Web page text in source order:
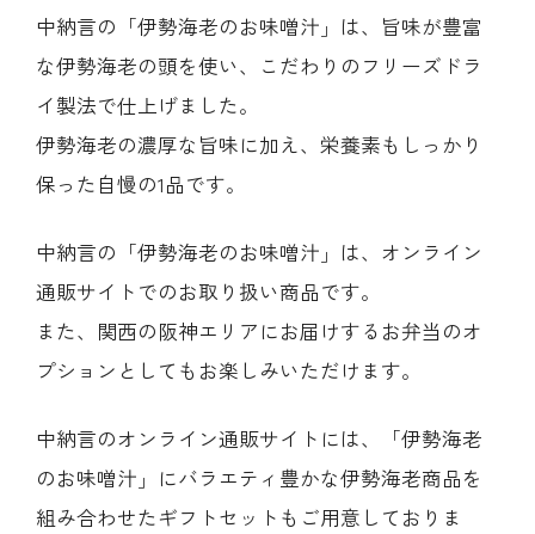
中納言の「伊勢海老のお味噌汁」は、旨味が豊富
な伊勢海老の頭を使い、こだわりのフリーズドラ
イ製法で仕上げました。
伊勢海老の濃厚な旨味に加え、栄養素もしっかり
保った自慢の1品です。
中納言の「伊勢海老のお味噌汁」は、オンライン
通販サイトでのお取り扱い商品です。
また、関西の阪神エリアにお届けするお弁当のオ
プションとしてもお楽しみいただけます。
中納言のオンライン通販サイトには、「伊勢海老
のお味噌汁」にバラエティ豊かな伊勢海老商品を
組み合わせたギフトセットもご用意しておりま